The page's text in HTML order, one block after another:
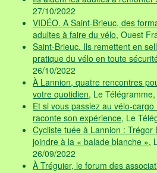
27/10/2022
VIDÉO. A Saint-Brieuc, des
adultes à faire du vélo, Ouest
Saint-Brieuc. Ils remettent en
pratique du vélo en toute
26/10/2022
À Lannion, quatre rencontres
votre quotidien, Le
Et si vous passiez au vélo-
raconte son expérience, Le
Cycliste tuée à Lannion : Trégor
joindre à la « balade blanche »,
26/09/2022
À Tréguier, le forum des